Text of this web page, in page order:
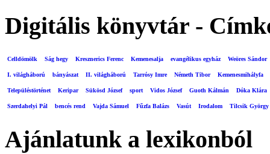
Digitális könyvtár -
Celldömölk Ság hegy Kresznerics Ferenc Kemenesalja evangélikus egyház Weöres Sándor
I. világháború bányászat II. világháború Tarrósy Imre Németh Tibor Kemenesmihályfa
Településtörténet Keripar Sükösd József sport Vidos József Guoth Kálmán Dóka Klára
Szerdahelyi Pál bencés rend Vajda Sámuel Fűzfa Balázs Vasút Irodalom Tilcsik György
Ajánlatunk a lexikonból